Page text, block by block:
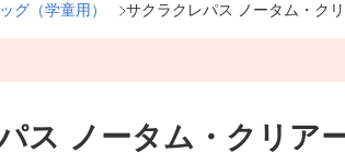
グ（学童用） サクラクレパス ノータム・ク
ス ノータム・クリア